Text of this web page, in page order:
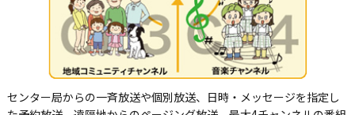
センター局からの一斉放送や個別放送、日時・メッセージを指定し